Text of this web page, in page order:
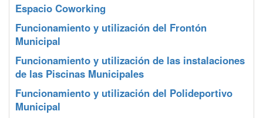
Espacio Coworking
Funcionamiento y utilización del Frontón
Municipal
Funcionamiento y utilización de las instalaciones
de las Piscinas Municipales
Funcionamiento y utilización del Polideportivo
Municipal